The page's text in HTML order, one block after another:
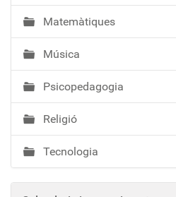
Matemàtiques
Música
Psicopedagogia
Religió
Tecnologia